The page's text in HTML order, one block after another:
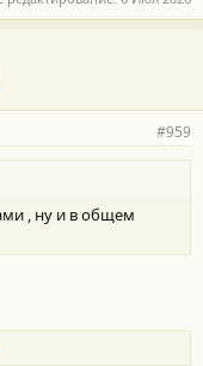
#959
, ну и в общем